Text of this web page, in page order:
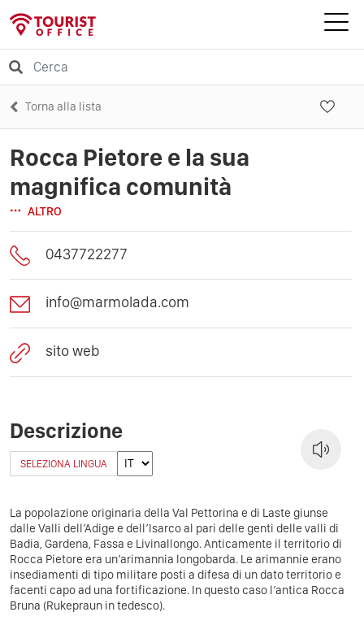
Torna alla lista
Rocca Pietore e la sua
magnifica comunità
ALTRO
0437722277
info@marmolada.com
sito web
Descrizione
SELEZIONA LINGUA
La popolazione originaria della Val Pettorina e di Laste giunse
dalle Valli dell’Adige e dell’Isarco al pari delle genti delle valli di
Badia, Gardena, Fassa e Livinallongo. Anticamente il territorio di
Rocca Pietore era un’arimannia longobarda. Le arimannie erano
insediamenti di tipo militare posti a difesa di un dato territorio e
facenti capo ad una fortificazione. In questo caso l’antica Rocca
Bruna (Rukepraun in tedesco).